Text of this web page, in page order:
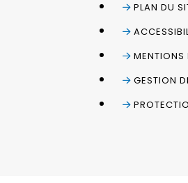
PLAN DU
MENTIONS
GESTION